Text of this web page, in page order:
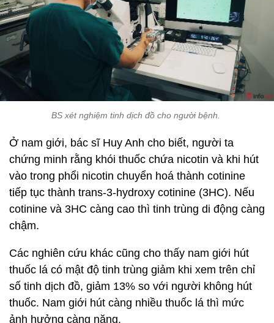
BS xét nghiệm tinh dịch đồ cho người bệnh.
Ở nam giới, bác sĩ Huy Anh cho biết, người ta
chứng minh rằng khói thuốc chứa nicotin và khi hút
vào trong phổi nicotin chuyển hoá thành cotinine
tiếp tục thành trans-3-hydroxy cotinine (3HC). Nếu
cotinine và 3HC càng cao thì tinh trùng di động càng
chậm.
Các nghiên cứu khác cũng cho thấy nam giới hút
thuốc lá có mật độ tinh trùng giảm khi xem trên chỉ
số tinh dịch đồ, giảm 13% so với người không hút
thuốc. Nam giới hút càng nhiều thuốc lá thì mức
ảnh hưởng càng nặng.